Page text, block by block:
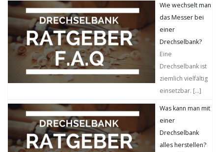
Wie wechselt man
das Messer bei
einer
Drechselbank?
Eine
Drechselbank ist
ziemlich vielfältig
einsetzbar. […]
Was kann man mit
einer
Drechselbank
alles herstellen?